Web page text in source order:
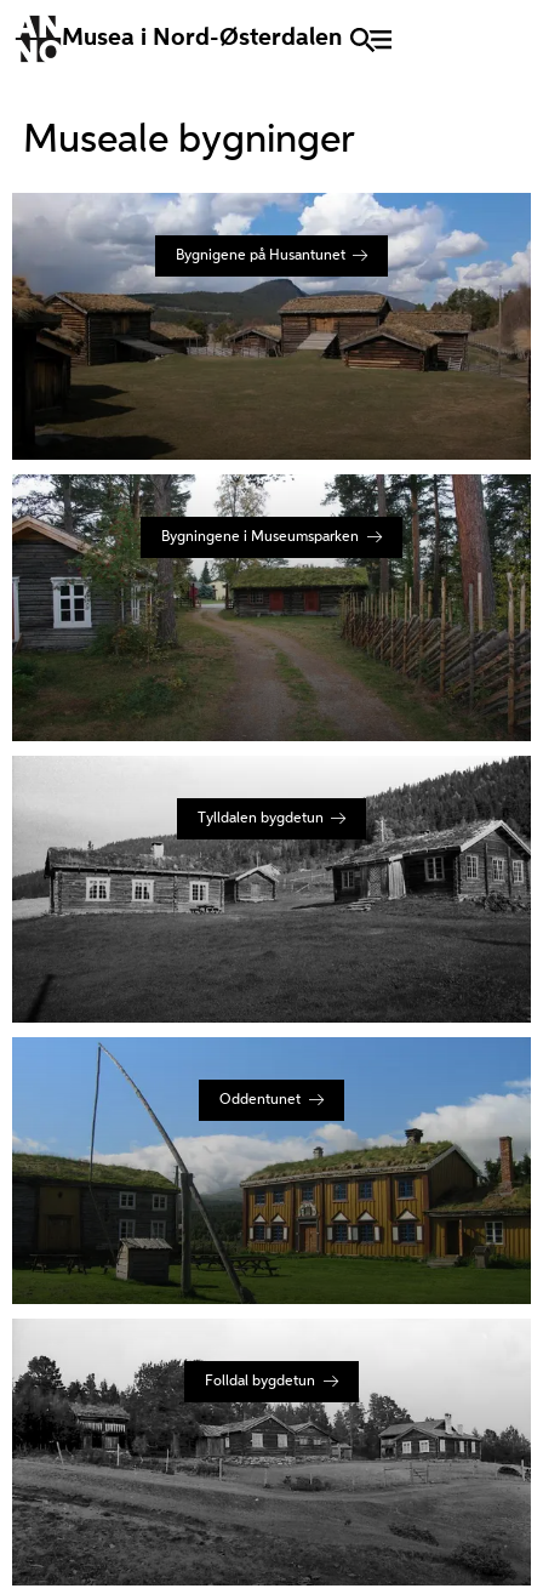
Musea i Nord-Østerdalen
Museale bygninger
Bygnigene på Husantunet
Bygningene i Museumsparken
Tylldalen bygdetun
Oddentunet
Folldal bygdetun